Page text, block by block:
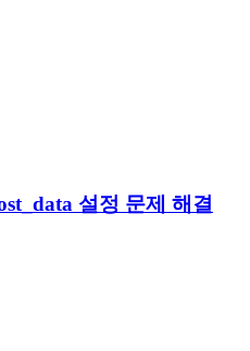
설정 문제 해결